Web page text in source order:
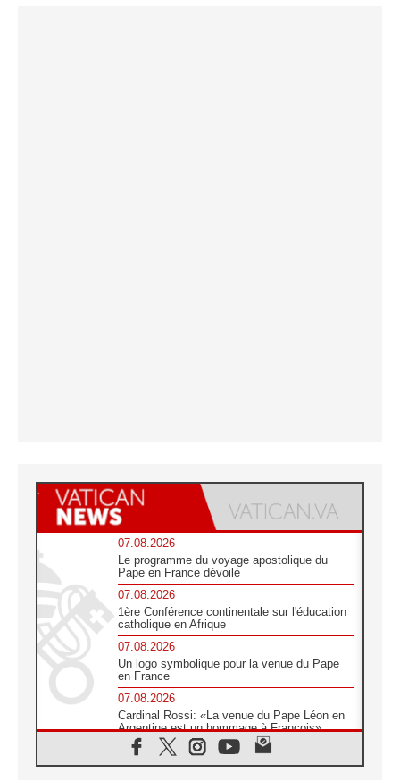
07.08.2026
Le programme du voyage apostolique du
Pape en France dévoilé
07.08.2026
1ère Conférence continentale sur l'éducation
catholique en Afrique
07.08.2026
Un logo symbolique pour la venue du Pape
en France
07.08.2026
Cardinal Rossi: «La venue du Pape Léon en
Argentine est un hommage à François»
07.08.2026
Hiroshima et Nagasaki, 81 ans après,